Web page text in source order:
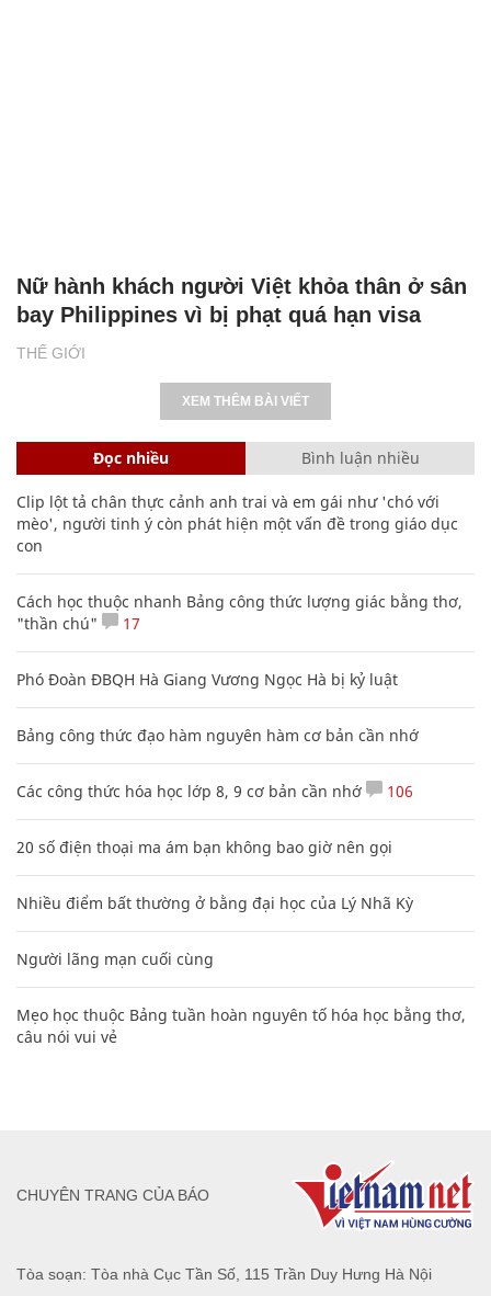
THẾ GIỚI
Nữ hành khách người Việt khỏa thân ở sân
bay Philippines vì bị phạt quá hạn visa
XEM THÊM BÀI VIẾT
Đọc nhiều Bình luận nhiều
Clip lột tả chân thực cảnh anh trai và em gái như 'chó với
mèo', người tinh ý còn phát hiện một vấn đề trong giáo dục
con
Cách học thuộc nhanh Bảng công thức lượng giác bằng thơ,
"thần chú"
17
Phó Đoàn ĐBQH Hà Giang Vương Ngọc Hà bị kỷ luật
Bảng công thức đạo hàm nguyên hàm cơ bản cần nhớ
Các công thức hóa học lớp 8, 9 cơ bản cần nhớ 106
20 số điện thoại ma ám bạn không bao giờ nên gọi
Nhiều điểm bất thường ở bằng đại học của Lý Nhã Kỳ
Người lãng mạn cuối cùng
Mẹo học thuộc Bảng tuần hoàn nguyên tố hóa học bằng thơ,
câu nói vui vẻ
Tòa soạn: Tòa nhà Cục Tần Số, 115 Trần Duy Hưng Hà Nội
CHUYÊN TRANG CỦA BÁO